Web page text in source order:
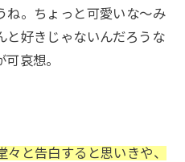
ね。ちょっと可愛いな～み
と好きじゃないんだろうな
哀想。
と告白すると思いきや、